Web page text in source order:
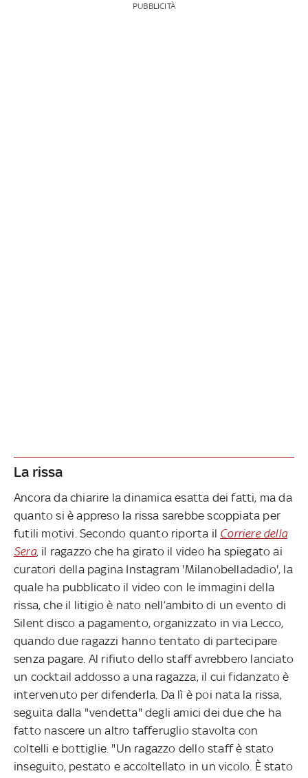
PUBBLICITÀ
La rissa
Ancora da chiarire la dinamica esatta dei fatti, ma da
quanto si è appreso la rissa sarebbe scoppiata per
futili motivi. Secondo quanto riporta il Corriere della
Sera, il ragazzo che ha girato il video ha spiegato ai
curatori della pagina Instagram 'Milanobelladadio', la
quale ha pubblicato il video con le immagini della
rissa, che il litigio è nato nell’ambito di un evento di
Silent disco a pagamento, organizzato in via Lecco,
quando due ragazzi hanno tentato di partecipare
senza pagare. Al rifiuto dello staff avrebbero lanciato
un cocktail addosso a una ragazza, il cui fidanzato è
intervenuto per difenderla. Da lì è poi nata la rissa,
seguita dalla "vendetta" degli amici dei due che ha
fatto nascere un altro tafferuglio stavolta con
coltelli e bottiglie. "Un ragazzo dello staff è stato
inseguito, pestato e accoltellato in un vicolo. È stato